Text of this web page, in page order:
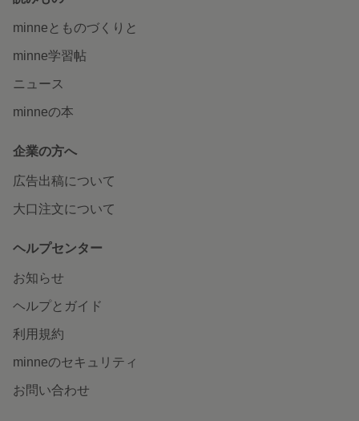
minneとものづくりと
minne学習帖
ニュース
minneの本
企業の方へ
広告出稿について
大口注文について
ヘルプセンター
お知らせ
ヘルプとガイド
利用規約
minneのセキュリティ
お問い合わせ